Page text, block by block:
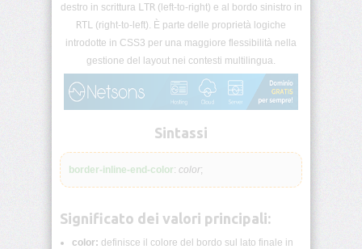
CSS
Unità
CSS
Browser
CSS
destro in scrittura LTR(left-to-right) e al bordo sinistro in
RTL (right-to-left). È parte delle proprietà logiche
introdotte in CSS3 per una maggiore flessibilità nella
gestione del layout nei contesti multilingua.
Sintassi
border-inline-end-color: color;
Significato dei valori principali:
color: definisce il colore del bordo sul lato finale in